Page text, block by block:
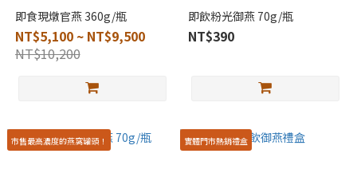
即食現燉官燕 360g/瓶
NT$5,100 ~ NT$9,500
NT$10,200
即飲粉光御燕 70g/瓶
NT$390
市售最高濃度的燕窩罐頭！ 實體門市熱銷禮盒